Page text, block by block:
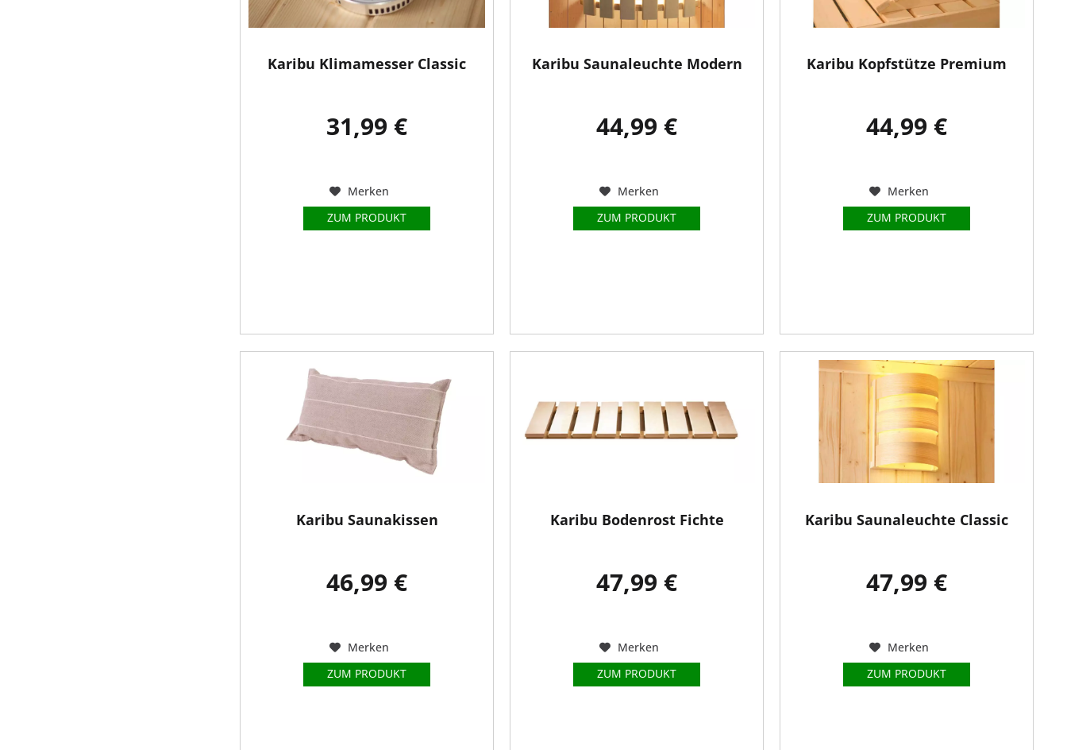
Karibu Klimamesser Classic
31,99 €
Merken
ZUM PRODUKT
Karibu Saunaleuchte Modern
44,99 €
Merken
ZUM PRODUKT
Karibu Kopfstütze Premium
44,99 €
Merken
ZUM PRODUKT
Karibu Saunakissen
46,99 €
Merken
ZUM PRODUKT
Karibu Bodenrost Fichte
47,99 €
Merken
ZUM PRODUKT
Karibu Saunaleuchte Classic
47,99 €
Merken
ZUM PRODUKT